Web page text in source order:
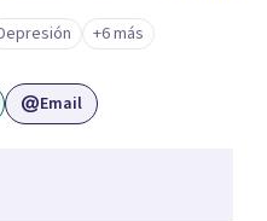
esa angustia.
+6 más
Email